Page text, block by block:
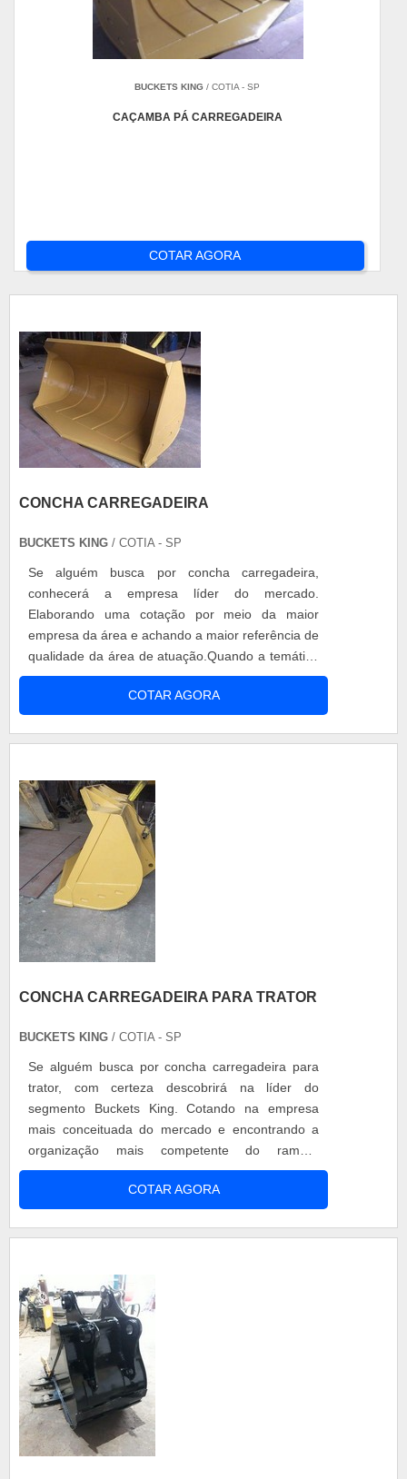
BUCKETS KING / COTIA - SP
CAÇAMBA PÁ CARREGADEIRA
COTAR AGORA
CONCHA CARREGADEIRA
BUCKETS KING / COTIA - SP
Se alguém busca por concha carregadeira,
conhecerá a empresa líder do mercado.
Elaborando uma cotação por meio da maior
empresa da área e achando a maior referência de
qualidade da área de atuação.Quando a temática
é concha carregadeira, com os melhores
profissionais da Buckets King encontramos ótima
qualidade com uma vasta gama de aço, em suas
eficientes de d...
COTAR AGORA
CONCHA CARREGADEIRA PARA TRATOR
BUCKETS KING / COTIA - SP
Se alguém busca por concha carregadeira para
trator, com certeza descobrirá na líder do
segmento Buckets King. Cotando na empresa
mais conceituada do mercado e encontrando a
organização mais competente do ramo.É
importante lembrar que o produto deve sempre
ser adquirido com empresas especializadas no
segmento. Esse tipo de cuidado ajuda a garantir a
COTAR AGORA